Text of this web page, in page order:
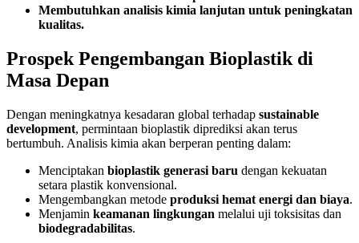
Membutuhkan analisis kimia lanjutan untuk peningkatan
kualitas.
Prospek Pengembangan Bioplastik di
Masa Depan
Dengan meningkatnya kesadaran global terhadap sustainable
development, permintaan bioplastik diprediksi akan terus
bertumbuh. Analisis kimia akan berperan penting dalam:
Menciptakan bioplastik generasi baru dengan kekuatan
setara plastik konvensional.
Mengembangkan metode produksi hemat energi dan biaya.
Menjamin keamanan lingkungan melalui uji toksisitas dan
biodegradabilitas.